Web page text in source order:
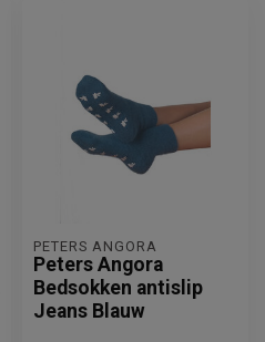
PETERS ANGORA
Peters Angora
Bedsokken antislip
Jeans Blauw